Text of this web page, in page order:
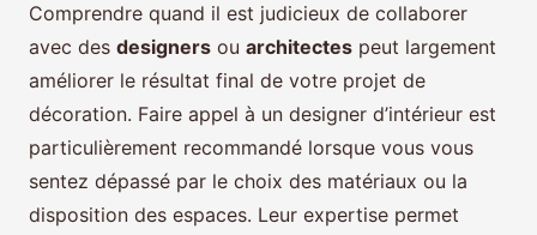
Comprendre quand il est judicieux de collaborer
avec des designers ou architectes peut largement
améliorer le résultat final de votre projet de
décoration. Faire appel à un designer d’intérieur est
particulièrement recommandé lorsque vous vous
sentez dépassé par le choix des matériaux ou la
disposition des espaces. Leur expertise permet